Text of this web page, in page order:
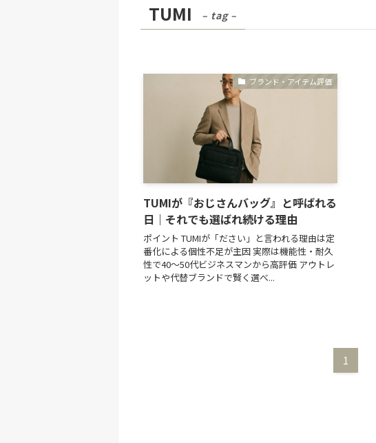
TUMI – tag –
ブランド・アイテム評価
TUMIが『おじさんバッグ』と呼ばれる
日｜それでも選ばれ続ける理由
ポイント TUMIが「ださい」と言われる理由は定
番化による個性不足が主因 実際は機能性・耐久
性で40〜50代ビジネスマンから高評価 アウトレ
ットや代替ブランドで賢く選べ...
1